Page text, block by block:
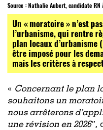
Source :Nathalie Aubert, candidate RN
Un « moratoire » n’est
l’urbanisme, qui rentre
plan locaux d’urbanisme
être imposé pour les
mais les critères à
« Concernant le plan
souhaitons un
nous arrêterons
une révision en 2026″,